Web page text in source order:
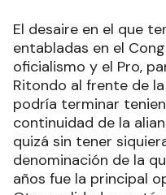
El desaire en el que
entabladas en el
oficialismo y el Pro,
Ritondo al frente de
podría terminar
continuidad de la
quizá sin tener
denominación de la
años fue la principal